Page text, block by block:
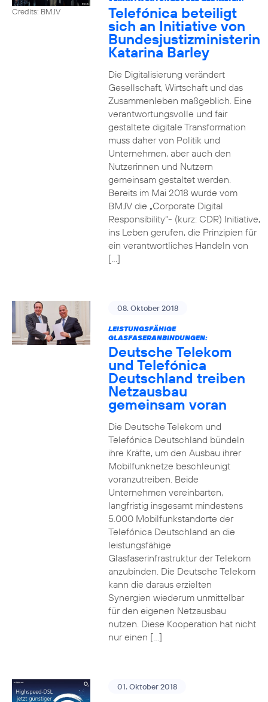
Credits: BMJV Telefónica beteiligt
sich an Initiative von
Bundesjustizministerin
Katarina Barley
Die Digitalisierung verändert
Gesellschaft, Wirtschaft und das
Zusammenleben maßgeblich. Eine
verantwortungsvolle und fair
gestaltete digitale Transformation
muss daher von Politik und
Unternehmen, aber auch den
Nutzerinnen und Nutzern
gemeinsam gestaltet werden.
Bereits im Mai 2018 wurde vom
BMJV die „Corporate Digital
Responsibility“- (kurz: CDR) Initiative,
ins Leben gerufen, die Prinzipien für
ein verantwortliches Handeln von
[…]
08. Oktober 2018
LEISTUNGSFÄHIGE
GLASFASERANBINDUNGEN:
Deutsche Telekom
und Telefónica
Deutschland treiben
Netzausbau
gemeinsam voran
Die Deutsche Telekom und
Telefónica Deutschland bündeln
ihre Kräfte, um den Ausbau ihrer
Mobilfunknetze beschleunigt
voranzutreiben. Beide
Unternehmen vereinbarten,
langfristig insgesamt mindestens
5.000 Mobilfunkstandorte der
Telefónica Deutschland an die
leistungsfähige
Glasfaserinfrastruktur der Telekom
anzubinden. Die Deutsche Telekom
kann die daraus erzielten
Synergien wiederum unmittelbar
für den eigenen Netzausbau
nutzen. Diese Kooperation hat nicht
nur einen […]
01. Oktober 2018